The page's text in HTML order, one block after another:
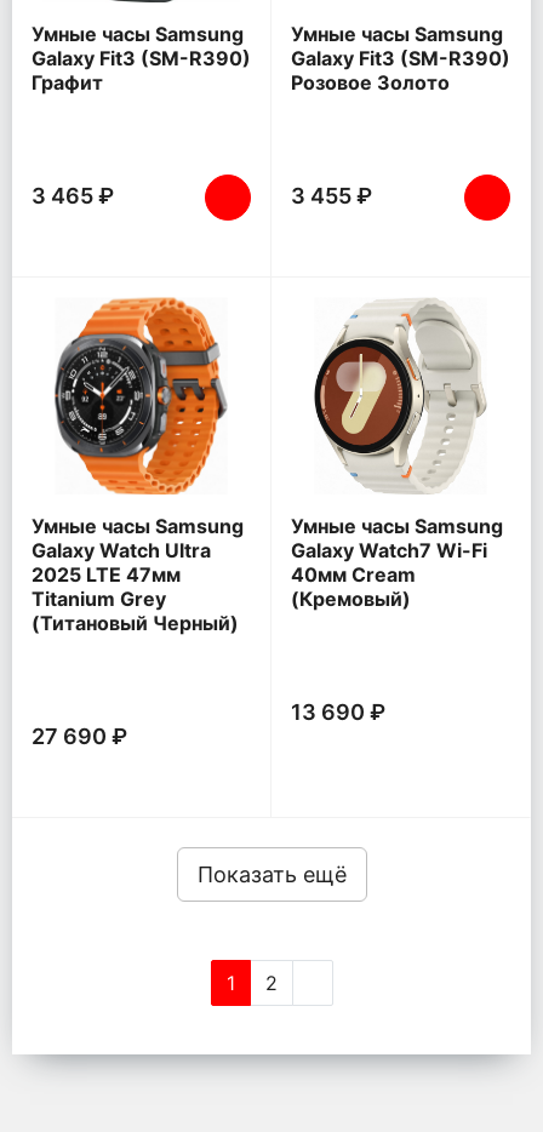
Умные часы Samsung
Galaxy Fit3 (SM-R390)
Графит
3 465 ₽
Умные часы Samsung
Galaxy Fit3 (SM-R390)
Розовое Золото
3 455 ₽
Умные часы Samsung
Galaxy Watch Ultra
2025 LTE 47мм
Titanium Grey
(Титановый Черный)
27 690 ₽
Умные часы Samsung
Galaxy Watch7 Wi-Fi
40мм Cream
(Кремовый)
13 690 ₽
Показать ещё
1 2